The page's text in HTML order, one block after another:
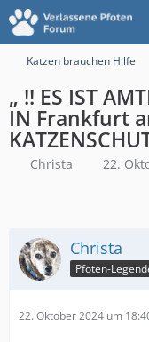
Katzen brauchen Hilfe
„ !! ES IST
IN Frankfurt
Christa 22.
Christa
Pfoten-
22. Oktober 2024 um